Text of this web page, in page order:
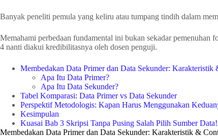
Banyak peneliti pemula yang keliru atau tumpang tindih dalam
Memahami perbedaan fundamental ini bukan sekadar pemenuhan
4 nanti diakui kredibilitasnya oleh dosen penguji.
Membedakan Data Primer dan Data Sekunder: Karakteristik
Apa Itu Data Primer?
Apa Itu Data Sekunder?
Tabel Komparasi: Data Primer vs Data Sekunder
Perspektif Metodologis: Kapan Harus Menggunakan
Kesimpulan
Kuasai Bab 3 Skripsi Tanpa Pusing Salah Pilih Sumber Data!
Membedakan Data Primer dan Data Sekunder: Karakteristik &